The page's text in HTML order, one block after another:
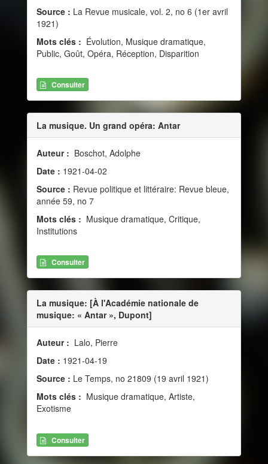
Source : La Revue musicale, vol. 2, no 6 (1er avril
1921)
Mots clés : Évolution, Musique dramatique,
Public, Goût, Opéra, Réception, Disparition
Consulter
La musique. Un grand opéra: Antar
Auteur : Boschot, Adolphe
Date : 1921-04-02
Source : Revue politique et littéraire: Revue bleue,
année 59, no 7
Mots clés : Musique dramatique, Critique,
Institutions
Consulter
La musique: [À l'Académie nationale de
musique: « Antar », Dupont]
Auteur : Lalo, Pierre
Date : 1921-04-19
Source : Le Temps, no 21809 (19 avril 1921)
Mots clés : Musique dramatique, Artiste,
Exotisme
Consulter